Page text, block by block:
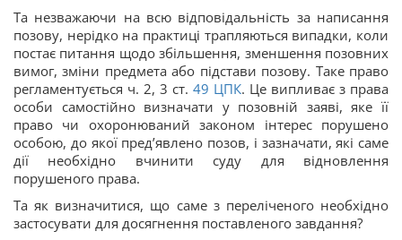
Та незважаючи на всю відповідальність за написання
позову, нерідко на практиці трапляються випадки, коли
постає питання щодо збільшення, зменшення позовних
вимог, зміни предмета або підстави позову. Таке право
регламентується ч. 2, 3 ст. 49 ЦПК. Це випливає з права
особи самостійно визначати у позовній заяві, яке її
право чи охоронюваний законом інтерес порушено
особою, до якої пред’явлено позов, і зазначати, які саме
дії необхідно вчинити суду для відновлення
порушеного права.
Та як визначитися, що саме з переліченого необхідно
застосувати для досягнення поставленого завдання?